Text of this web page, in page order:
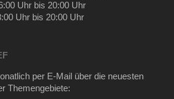
Uhr bis 20:00 Uhr
Uhr bis 20:00 Uhr
per E-Mail über die neuesten
Themengebiete: